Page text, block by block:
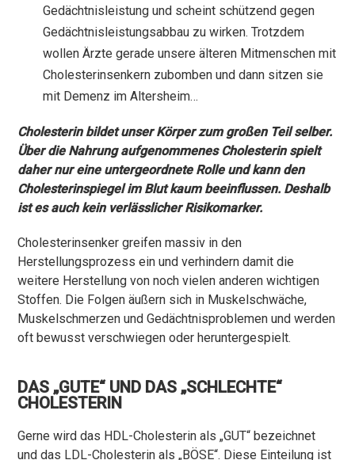
Gedächtnisleistung und scheint schützend gegen
Gedächtnisleistungsabbau zu wirken. Trotzdem
wollen Ärzte gerade unsere älteren Mitmenschen mit
Cholesterinsenkern zubomben und dann sitzen sie
mit Demenz im Altersheim…
Cholesterin bildet unser Körper zum großen Teil selber.
Über die Nahrung aufgenommenes Cholesterin spielt
daher nur eine untergeordnete Rolle und kann den
Cholesterinspiegel im Blut kaum beeinflussen. Deshalb
ist es auch kein verlässlicher Risikomarker.
Cholesterinsenker greifen massiv in den
Herstellungsprozess ein und verhindern damit die
weitere Herstellung von noch vielen anderen wichtigen
Stoffen. Die Folgen äußern sich in Muskelschwäche,
Muskelschmerzen und Gedächtnisproblemen und werden
oft bewusst verschwiegen oder heruntergespielt.
DAS „GUTE“ UND DAS „SCHLECHTE“
CHOLESTERIN
Gerne wird das HDL-Cholesterin als „GUT“ bezeichnet
und das LDL-Cholesterin als „BÖSE“. Diese Einteilung ist